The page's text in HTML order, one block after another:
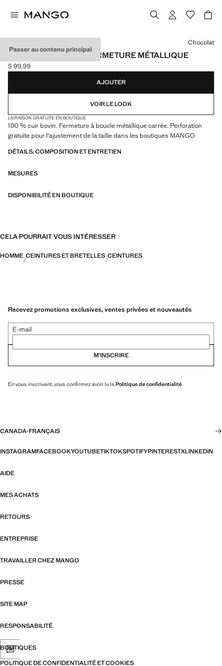
Passer au contenu principal
CEINTURE EN CUIR FERMETURE MÉTALLIQUE
Prix actuel [$ 99,99 ]
$ 99,99
Choisissez une couleur
Chocolat
AJOUTER
VOIR LE LOOK
LIVRAISON GRATUITE EN BOUTIQUE
100 % cuir bovin. Fermeture à boucle métallique carrée. Perforation
gratuite pour l'ajustement de la taille dans les boutiques MANGO
DÉTAILS, COMPOSITION ET ENTRETIEN
MESURES
DISPONIBILITÉ EN BOUTIQUE
CELA POURRAIT VOUS INTÉRESSER
HOMME CEINTURES ET BRETELLES CEINTURES
Recevez promotions exclusives, ventes privées et nouveautés
E-mail
M’INSCRIRE
En vous inscrivant, vous confirmez avoir lu la Politique de confidentialité.
CANADA·FRANÇAIS
INSTAGRAMFACEBOOKYOUTUBETIKTOKSPOTIFYPINTERESTXLINKEDIN
AIDE
MES ACHATS
RETOURS
ENTREPRISE
TRAVAILLER CHEZ MANGO
PRESSE
SITE MAP
RESPONSABILITÉ
BOUTIQUES
POLITIQUE DE CONFIDENTIALITÉ ET COOKIES